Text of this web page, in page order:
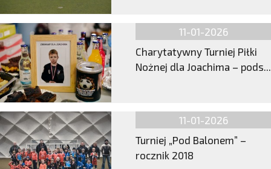
11-01-2026
Charytatywny Turniej Piłki
Nożnej dla Joachima – pods...
11-01-2026
Turniej „Pod Balonem” –
rocznik 2018